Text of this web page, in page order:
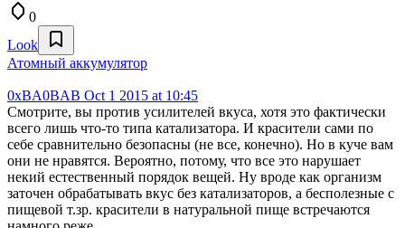
0
Look
Атомный аккумулятор
0xBA0BAB Oct 1 2015 at 10:45
Смотрите, вы против усилителей вкуса, хотя это фактически
всего лишь что-то типа катализатора. И красители сами по
себе сравнительно безопасны (не все, конечно). Но в куче вам
они не нравятся. Вероятно, потому, что все это нарушает
некий естественный порядок вещей. Ну вроде как организм
заточен обрабатывать вкус без катализаторов, а бесполезные с
пищевой т.зр. красители в натуральной пище встречаются